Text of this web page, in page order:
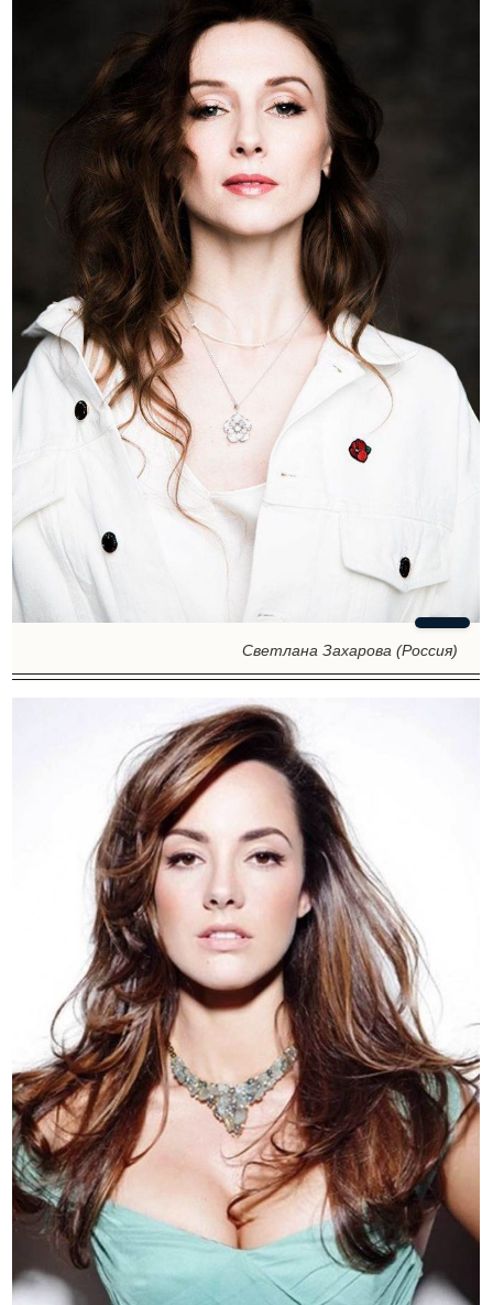
Светлана Захарова (Россия)